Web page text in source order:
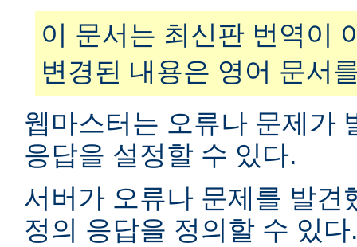
이 문서는 최신판 번역이
변경된 내용은 영어 문서
웹마스터는 오류나 문제가
응답을 설정할 수 있다.
서버가 오류나 문제를 발견
정의 응답을 정의할 수 있다.